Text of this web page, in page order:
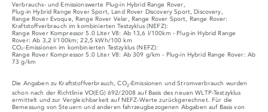
Verbrauchs- und Emissionswerte Plug‑in Hybrid Range Rover,
Plug‑in Hybrid Range Rover Sport, Land Rover Discovery Sport, Discovery,
Range Rover Evoque, Range Rover Velar, Range Rover Sport, Range Rover:
Kraftstoffverbrauch im kombinierten Testzyklus (NEFZ):
Range Rover Kompressor 5.0 Liter V8: Ab 13,6 l/100km - Plug-in Hybrid Range
Rover: Ab 3,2 l/100km; 22,5 kWh/100 km
CO₂-Emissionen im kombinierten Testzyklus (NEFZ):
Range Rover Kompressor 5.0 Liter V8: Ab 309 g/km - Plug-in Hybrid Range Rover: Ab
73 g/km
Die Angaben zu Kraftstoffverbrauch, CO2-Emissionen und Stromverbrauch wurden
schon nach der Richtlinie VO(EG) 692/2008 auf Basis des neuen WLTP-Testzyklus
ermittelt und zur Vergleichbarkeit auf NEFZ-Werte zurückgerechnet. Für die
Bemessung von Steuern und anderen fahrzeugbezogenen Abgaben auf Basis von